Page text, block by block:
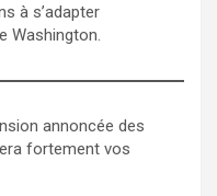
à s’adapter
Washington.
annoncée des
fortement vos